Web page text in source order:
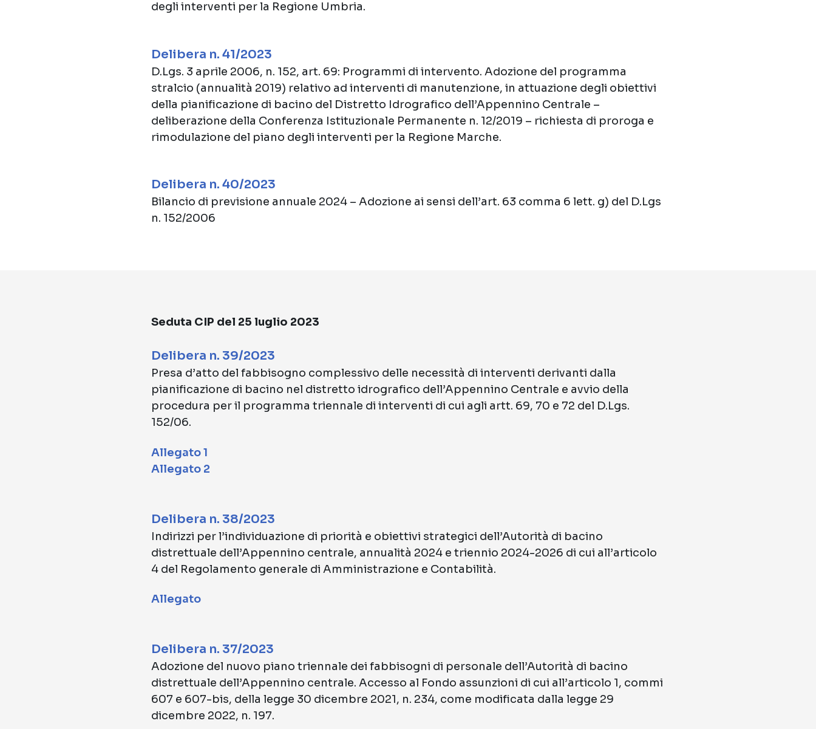
degli interventi per la Regione Umbria.
Delibera n. 41/2023
D.Lgs. 3 aprile 2006, n. 152, art. 69: Programmi di intervento. Adozione del programma
stralcio (annualità 2019) relativo ad interventi di manutenzione, in attuazione degli obiettivi
della pianificazione di bacino del Distretto Idrografico dell’Appennino Centrale –
deliberazione della Conferenza Istituzionale Permanente n. 12/2019 – richiesta di proroga e
rimodulazione del piano degli interventi per la Regione Marche.
Delibera n. 40/2023
Bilancio di previsione annuale 2024 – Adozione ai sensi dell’art. 63 comma 6 lett. g) del D.Lgs
n. 152/2006
Seduta CIP del 25 luglio 2023
Delibera n. 39/2023
Presa d’atto del fabbisogno complessivo delle necessità di interventi derivanti dalla
pianificazione di bacino nel distretto idrografico dell’Appennino Centrale e avvio della
procedura per il programma triennale di interventi di cui agli artt. 69, 70 e 72 del D.Lgs.
152/06.
Allegato 1
Allegato 2
Delibera n. 38/2023
Indirizzi per l’individuazione di priorità e obiettivi strategici dell’Autorità di bacino
distrettuale dell’Appennino centrale, annualità 2024 e triennio 2024-2026 di cui all’articolo
4 del Regolamento generale di Amministrazione e Contabilità.
Allegato
Delibera n. 37/2023
Adozione del nuovo piano triennale dei fabbisogni di personale dell’Autorità di bacino
distrettuale dell’Appennino centrale. Accesso al Fondo assunzioni di cui all’articolo 1, commi
607 e 607-bis, della legge 30 dicembre 2021, n. 234, come modificata dalla legge 29
dicembre 2022, n. 197.